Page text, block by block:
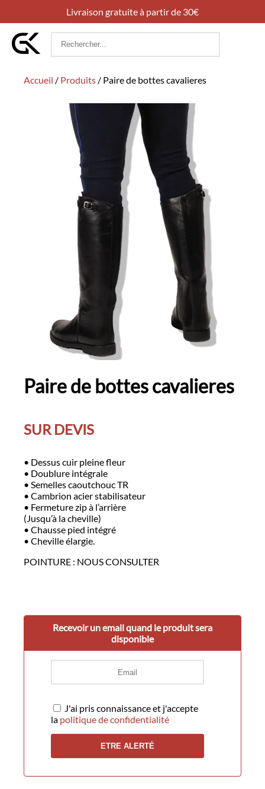
Livraison gratuite à partir de 30€
Rechercher
Accueil / Produits / Paire de bottes cavalieres
Paire de bottes cavalieres
SUR DEVIS
• Dessus cuir pleine fleur
• Doublure intégrale
• Semelles caoutchouc TR
• Cambrion acier stabilisateur
• Fermeture zip à l’arrière
(Jusqu’à la cheville)
• Chausse pied intégré
• Cheville élargie.
POINTURE : NOUS CONSULTER
Recevoir un email quand le produit sera
disponible
J'ai pris connaissance et j'accepte
la politique de confidentialité